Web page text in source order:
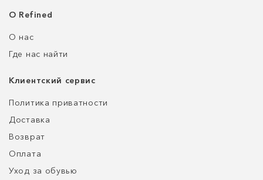
О Refined
О нас
Где нас найти
Клиентский сервис
Политика приватности
Доставка
Возврат
Оплата
Уход за обувью